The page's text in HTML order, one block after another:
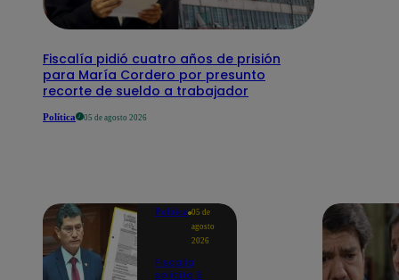
Fiscalía pidió cuatro años de prisión
para María Cordero por presunto
recorte de sueldo a trabajador
Política 05 de agosto 2026
Política 05 de
agosto
2026
Fiscalía
solicita 9